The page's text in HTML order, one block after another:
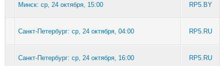
Минск: ср, 24 октября, 15:00 RP5.BY
Санкт-Петербург: ср, 24 октября, 04:00 RP5.RU
Санкт-Петербург: ср, 24 октября, 16:00 RP5.RU